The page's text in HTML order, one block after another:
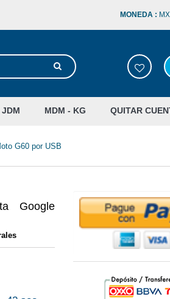
MONEDA :
JDM MDM - KG QUITAR
G60 por USB
Google